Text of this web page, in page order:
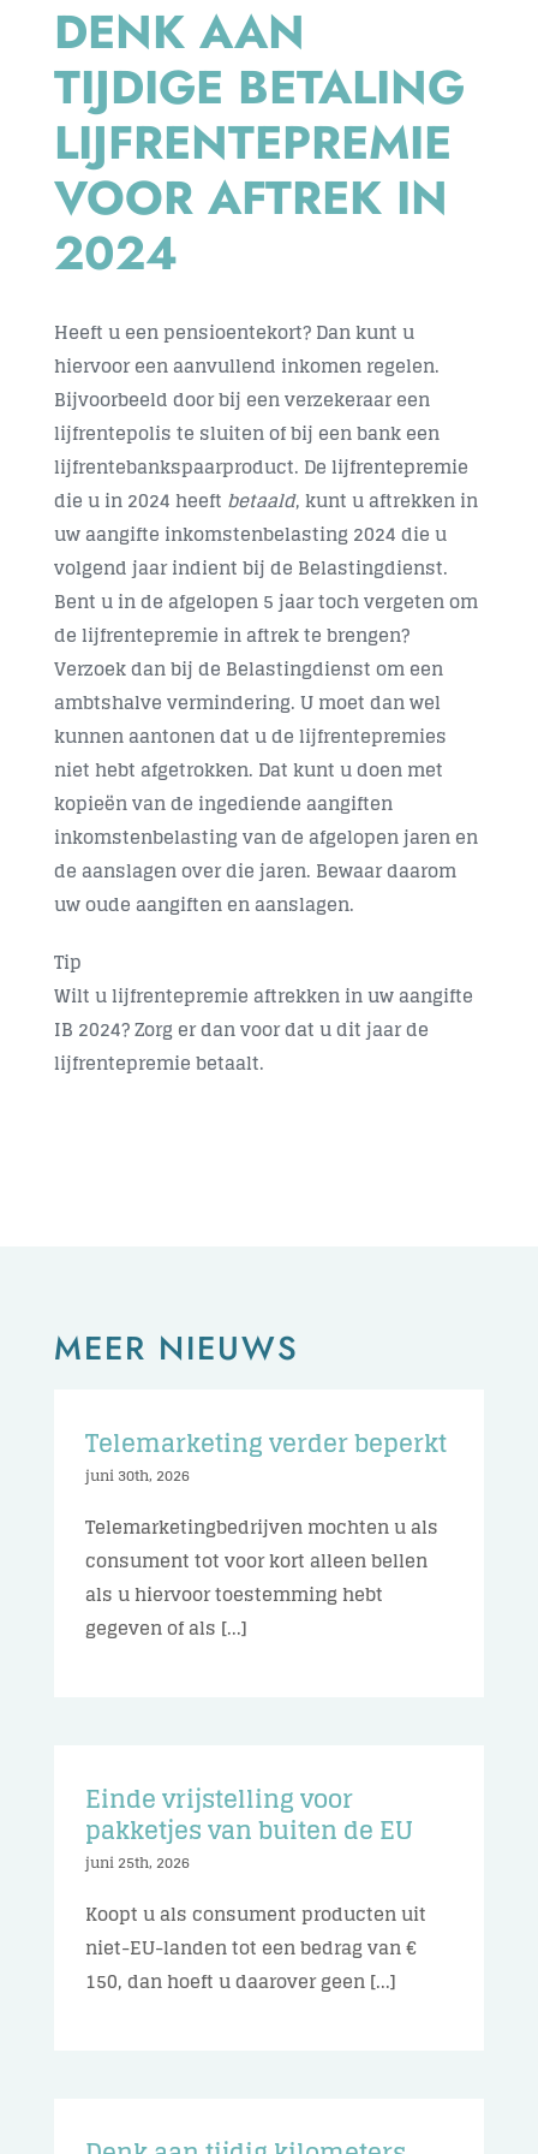
Contact
DENK AAN
TIJDIGE BETALING
LIJFRENTEPREMIE
VOOR AFTREK IN
2024
Heeft u een pensioentekort? Dan kunt u
hiervoor een aanvullend inkomen regelen.
Bijvoorbeeld door bij een verzekeraar een
lijfrentepolis te sluiten of bij een bank een
lijfrentebankspaarproduct. De lijfrentepremie
die u in 2024 heeft betaald, kunt u aftrekken in
uw aangifte inkomstenbelasting 2024 die u
volgend jaar indient bij de Belastingdienst.
Bent u in de afgelopen 5 jaar toch vergeten om
de lijfrentepremie in aftrek te brengen?
Verzoek dan bij de Belastingdienst om een
ambtshalve vermindering. U moet dan wel
kunnen aantonen dat u de lijfrentepremies
niet hebt afgetrokken. Dat kunt u doen met
kopieën van de ingediende aangiften
inkomstenbelasting van de afgelopen jaren en
de aanslagen over die jaren. Bewaar daarom
uw oude aangiften en aanslagen.
Tip
Wilt u lijfrentepremie aftrekken in uw aangifte
IB 2024? Zorg er dan voor dat u dit jaar de
lijfrentepremie betaalt.
MEER NIEUWS
Telemarketing verder beperkt
juni 30th, 2026
Telemarketingbedrijven mochten u als
consument tot voor kort alleen bellen
als u hiervoor toestemming hebt
gegeven of als [...]
Einde vrijstelling voor
pakketjes van buiten de EU
juni 25th, 2026
Koopt u als consument producten uit
niet-EU-landen tot een bedrag van €
150, dan hoeft u daarover geen [...]